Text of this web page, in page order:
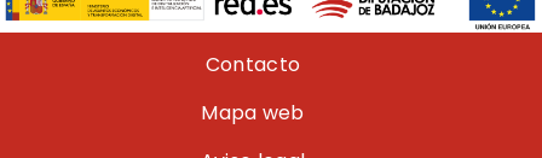
Pie de páginaContacto
Mapa web